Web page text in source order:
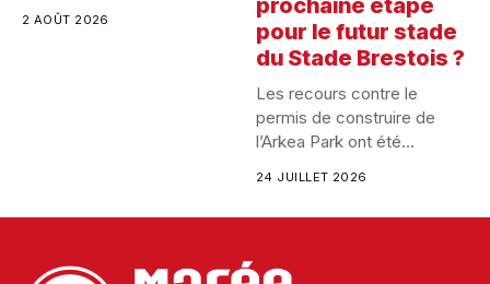
2 AOÛT 2026
prochaine étape
pour le futur stade
du Stade Brestois ?
Les recours contre le
permis de construire de
l’Arkea Park ont été...
24 JUILLET 2026